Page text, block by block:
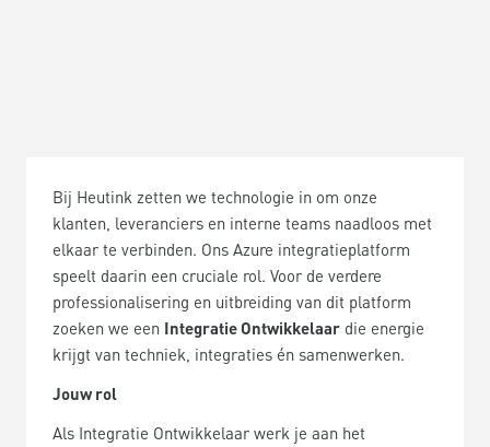
Bij Heutink zetten we technologie in om onze
klanten, leveranciers en interne teams naadloos met
elkaar te verbinden. Ons Azure integratieplatform
speelt daarin een cruciale rol. Voor de verdere
professionalisering en uitbreiding van dit platform
zoeken we een Integratie Ontwikkelaar die energie
krijgt van techniek, integraties én samenwerken.
Jouw rol
Als Integratie Ontwikkelaar werk je aan het